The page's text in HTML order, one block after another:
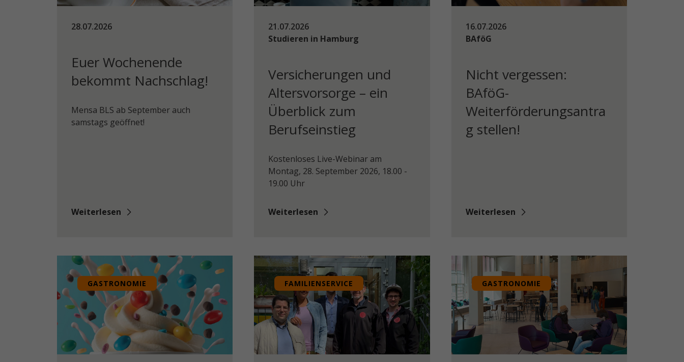
28.07.2026
Euer Wochenende
bekommt Nachschlag!
Mensa BLS ab September auch
samstags geöffnet!
Weiterlesen
21.07.2026
Studieren in Hamburg
Versicherungen und
Altersvorsorge – ein
Überblick zum
Berufseinstieg
Kostenloses Live-Webinar am
Montag, 28. September 2026, 18.00 -
19.00 Uhr
Weiterlesen
16.07.2026
BAföG
Nicht vergessen:
BAföG-
Weiterförderungsantra
g stellen!
Weiterlesen
GASTRONOMIE FAMILIENSERVICE GASTRONOMIE